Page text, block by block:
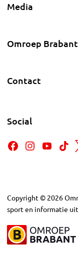
Media
Omroep Brabant
Contact
Social
Copyright © 2026
sport en informatie